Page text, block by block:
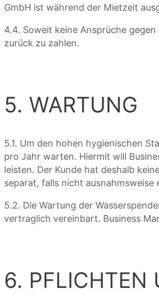
GmbH ist während der Mietzeit
4.4. Soweit keine Ansprüche
zurück zu zahlen.
5. WARTUNG
5.1. Um den hohen hygienischen
pro Jahr warten. Hiermit will
leisten. Der Kunde hat deshalb
separat, falls nicht
5.2. Die Wartung der
vertraglich vereinbart. Business
6. PFLICHTEN